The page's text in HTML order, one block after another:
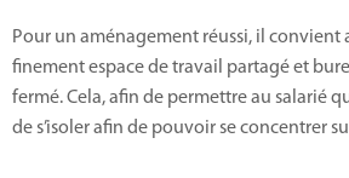
Pour un aménagement réussi, il convient
finement espace de travail partagé et
fermé. Cela, afin de permettre au salarié
de s’isoler afin de pouvoir se concentrer